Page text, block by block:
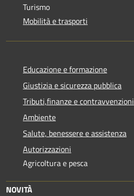
Turismo
Mobilità e trasporti
Educazione e formazione
Giustizia e sicurezza pubblica
Tributi,finanze e contravvenzioni
Ambiente
Salute, benessere e assistenza
Autorizzazioni
Agricoltura e pesca
NOVITÀ